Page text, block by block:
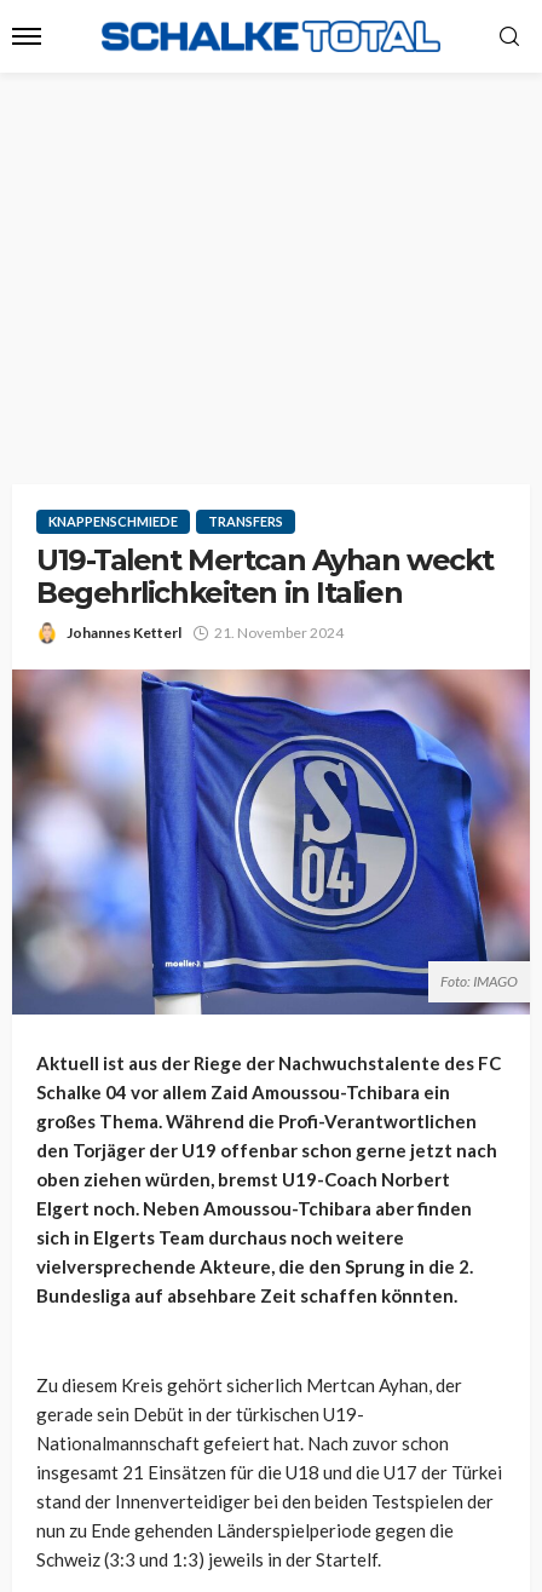
KNAPPENSCHMIEDE TRANSFERS
U19-Talent Mertcan Ayhan weckt
Begehrlichkeiten in Italien
Johannes Ketterl 21. November 2024
Foto: IMAGO
Aktuell ist aus der Riege der Nachwuchstalente des FC
Schalke 04 vor allem Zaid Amoussou-Tchibara ein
großes Thema. Während die Profi-Verantwortlichen
den Torjäger der U19 offenbar schon gerne jetzt nach
oben ziehen würden, bremst U19-Coach Norbert
Elgert noch. Neben Amoussou-Tchibara aber finden
sich in Elgerts Team durchaus noch weitere
vielversprechende Akteure, die den Sprung in die 2.
Bundesliga auf absehbare Zeit schaffen könnten.
Zu diesem Kreis gehört sicherlich Mertcan Ayhan, der
gerade sein Debüt in der türkischen U19-
Nationalmannschaft gefeiert hat. Nach zuvor schon
insgesamt 21 Einsätzen für die U18 und die U17 der Türkei
stand der Innenverteidiger bei den beiden Testspielen der
nun zu Ende gehenden Länderspielperiode gegen die
Schweiz (3:3 und 1:3) jeweils in der Startelf.